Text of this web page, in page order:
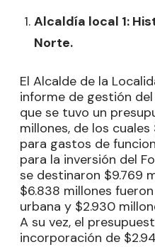
Alcaldía local 1:
Norte.
El Alcalde de la
informe de gestión
que se tuvo un
millones, de los
para gastos de
para la inversión del
se destinaron $9.769
$6.838 millones
urbana y $2.930
A su vez, el
incorporación de